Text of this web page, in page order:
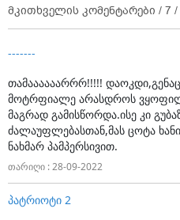
დააჯერებს, რომ ბოკერია
აქტივისტია.
ახალი ახსნა მოუძებნეს
ინტეპრეტაციები
მეტი და მეტი ადამიანი
ძალასთან გვაქვს საქმე ამ
დინოზავრი თანამოაზრეების
ჩვენო, ამერიკელ
ზონდერებს ვგულისხმობდით
ბოკერია მასეთიაო.
მკითხველის კომენტარები / 7 /
-------
თამაააააარრრ!!!!!
მოტრფიალე არასდროს
მაგრად გამისწორდა.ისე კი
ძალაუფლებასთან,მას ცოტა
ნახმარ პამპერსივით.
თარიღი : 28-09-2022
პატრიოტი 2